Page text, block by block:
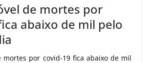
de mortes por
abaixo de mil pelo
mortes por covid-19 fica abaixo de mil